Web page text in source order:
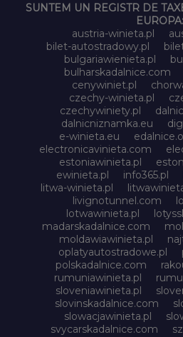
SUNTEM UN REGISTR DE
EUROPA:
austria-winieta.pl
bilet-autostradowy.pl
bulgariawienieta.pl
bulharskadalnice.com
cenywiniet.pl
czechy-winieta.pl
czechywiniety.pl
dalnicniznamka.eu
e-winieta.eu
electronicavinieta.com
estoniawinieta.pl
ewinieta.pl
info365.pl
litwa-winieta.pl
livignotunnel.com
lotwawinieta.pl
madarskadalnice.com
moldawiawinieta.pl
oplatyautostradowe.pl
polskadalnice.com
rumuniawinieta.pl
sloveniawinieta.pl
slovinskadalnice.com
slowacjawinieta.pl
svycarskadalnice.com